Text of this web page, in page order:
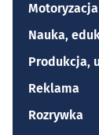
Motoryzacja
Nauka,
Produkcja,
Reklama
Rozrywka